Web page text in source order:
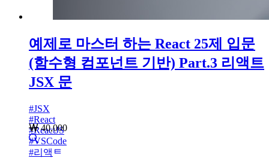
예제로 마스터 하는 React 25제 입문
(함수형 컴포넌트 기반) Part.3 리액트
JSX 문
#JSX
#React
#ReactJS
#VSCode
#리액트
40,000